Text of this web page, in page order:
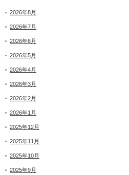
2026年8月
2026年7月
2026年6月
2026年5月
2026年4月
2026年3月
2026年2月
2026年1月
2025年12月
2025年11月
2025年10月
2025年9月